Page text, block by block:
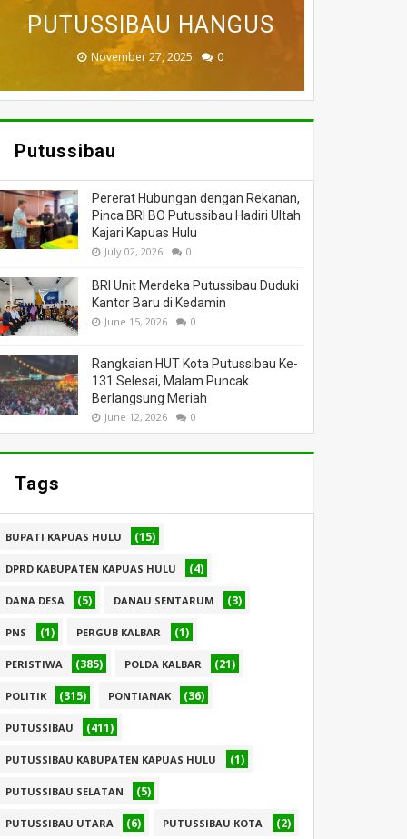
DUNIA
July 05, 2026 0
PUTUSSIBAU HANGUS
November 27, 2025 0
BADAU BERI BANTUAN
March 26, 2025 0
DILALAP API
March 13, 2025 0
MASSA
February 18, 2025 0
Putussibau
Pererat Hubungan dengan Rekanan,
Pinca BRI BO Putussibau Hadiri Ultah
Kajari Kapuas Hulu
July 02, 2026 0
BRI Unit Merdeka Putussibau Duduki
Kantor Baru di Kedamin
June 15, 2026 0
Rangkaian HUT Kota Putussibau Ke-
131 Selesai, Malam Puncak
Berlangsung Meriah
June 12, 2026 0
Tags
BUPATI KAPUAS HULU (15)
DPRD KABUPATEN KAPUAS HULU (4)
DANA DESA (5) DANAU SENTARUM (3)
PNS (1) PERGUB KALBAR (1)
PERISTIWA (385) POLDA KALBAR (21)
POLITIK (315) PONTIANAK (36)
PUTUSSIBAU (411)
PUTUSSIBAU KABUPATEN KAPUAS HULU (1)
PUTUSSIBAU SELATAN (5)
PUTUSSIBAU UTARA (6) PUTUSSIBAU KOTA (2)